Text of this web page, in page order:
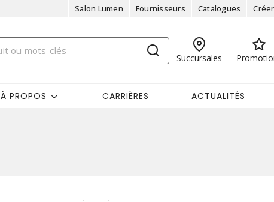
Salon Lumen Fournisseurs Catalogues
Succursales
À PROPOS CARRIÈRES ACTUALITÉS